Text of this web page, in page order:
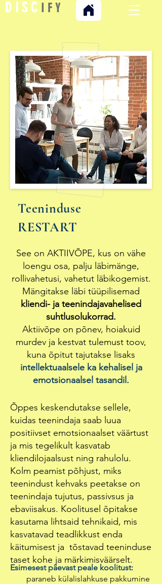
D I S C I F Y
Teeninduse
RESTART
See on AKTIIVÕPE, kus on vähe
loengu osa, palju läbimänge,
rollivahetusi, vahetut läbikogemist.
Mängitakse läbi tüüpilisemad
kliendi- ja teenindajavahelised
suhtlusolukorrad.
Aktiivõpe on põnev, hoiakuid
murdev ja kestvat tulemust toov,
kuna õpitut tajutakse lisaks
intellektuaalsele ka kehalisel ja
emotsionaalsel tasandil.
Õppes keskendutakse sellele,
kuidas teenindaja saab luua
positiivset emotsionaalset väärtust
ja mis tegelikult kasvatab
kliendilojaalsust ning rahulolu.
Kolm peamist põhjust, miks
teenindust kehvaks peetakse on
teenindaja tujutus, passivsus ja
ebaviisakus. Koolitusel õpitakse
kasutama lihtsaid tehnikaid, mis
kasvatavad teadlikkust enda
käitumisest ja tõstavad teeninduse
taset kohe ja märkimisväärselt.
Esimesest päevast peale koolitust:
paraneb külalislahkuse pakkumine